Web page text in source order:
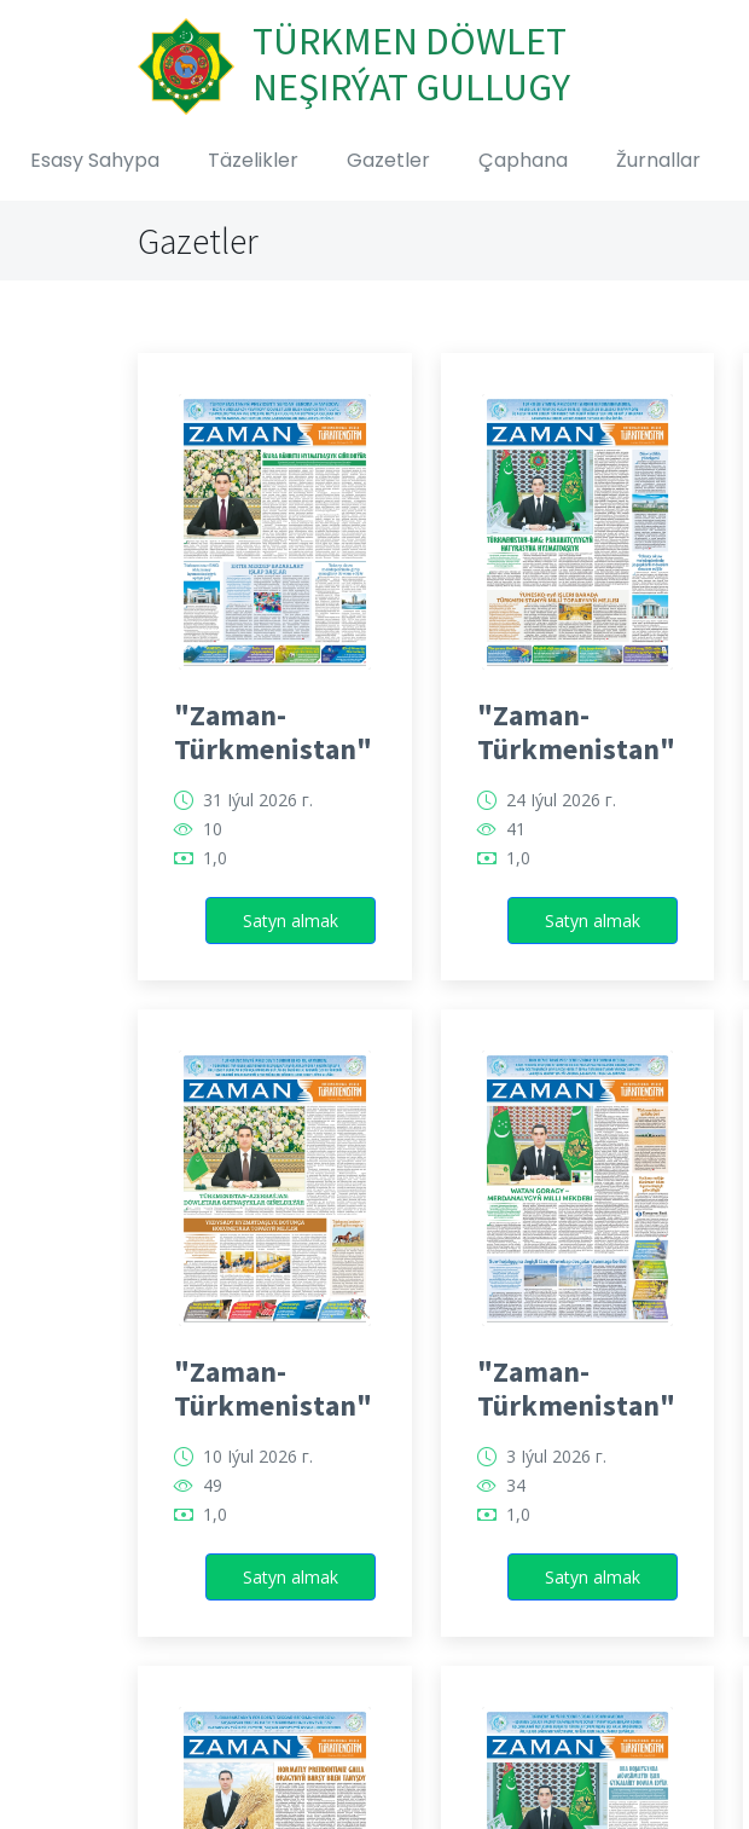
TÜRKMEN DÖWLET
NEŞIRÝAT GULLUGY
Esasy Sahypa Täzelikler Gazetler Çaphana Žurnallar
Gazetler
"Zaman-
Türkmenistan"
31 Iýul 2026 г.
10
1,0
Satyn almak
"Zaman-
Türkmenistan"
24 Iýul 2026 г.
41
1,0
Satyn almak
"Zaman-
Türkmenistan"
10 Iýul 2026 г.
49
1,0
Satyn almak
"Zaman-
Türkmenistan"
3 Iýul 2026 г.
34
1,0
Satyn almak